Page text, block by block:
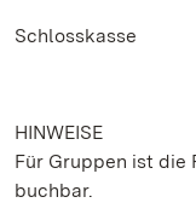
Schlosskasse
HINWEISE
Für Gruppen ist die
buchbar.